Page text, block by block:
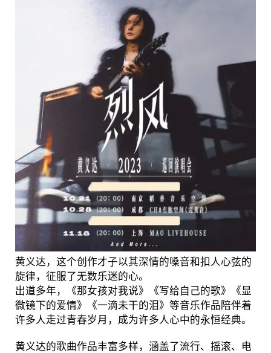
黄义达，这个创作才子以其深情的嗓音和扣人心弦的
旋律，征服了无数乐迷的心。
出道多年，《那女孩对我说》《写给自己的歌》《显
微镜下的爱情》《一滴未干的泪》等音乐作品陪伴着
许多人走过青春岁月，成为许多人心中的永恒经典。
黄义达的歌曲作品丰富多样，涵盖了流行、摇滚、电